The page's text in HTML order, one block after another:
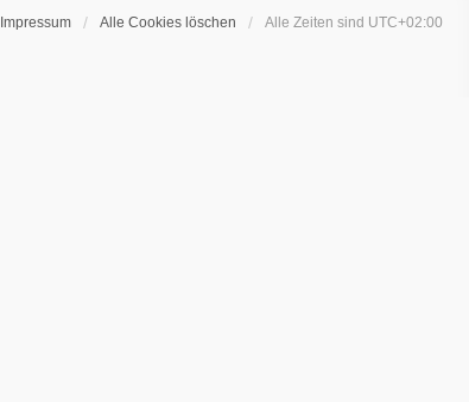
Impressum Alle Cookies löschen Alle Zeiten sind UTC+02:00